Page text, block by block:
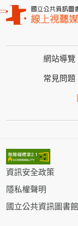
:::
網站導覽
常見問題
資訊安全政策
隱私權聲明
國立公共資訊圖書